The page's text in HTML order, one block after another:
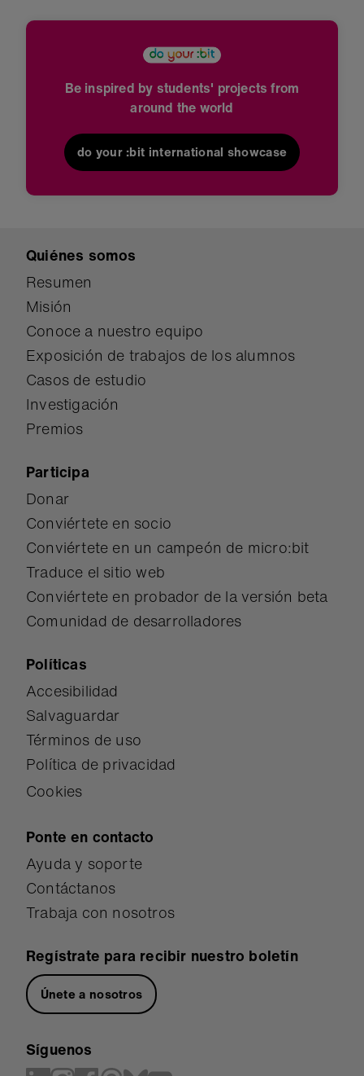
Be inspired by students' projects from
around the world
do your :bit international showcase
Quiénes somos
Resumen
Misión
Conoce a nuestro equipo
Exposición de trabajos de los alumnos
Casos de estudio
Investigación
Premios
Participa
Donar
Conviértete en socio
Conviértete en un campeón de micro:bit
Traduce el sitio web
Conviértete en probador de la versión beta
Comunidad de desarrolladores
Políticas
Accesibilidad
Salvaguardar
Términos de uso
Política de privacidad
Cookies
Ponte en contacto
Ayuda y soporte
Contáctanos
Trabaja con nosotros
Regístrate para recibir nuestro boletín
Únete a nosotros
Síguenos